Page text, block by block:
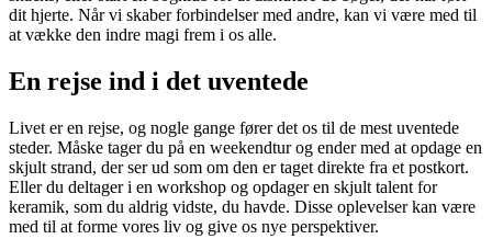
dit hjerte. Når vi skaber forbindelser med andre, kan vi være med til
at vække den indre magi frem i os alle.
En rejse ind i det uventede
Livet er en rejse, og nogle gange fører det os til de mest uventede
steder. Måske tager du på en weekendtur og ender med at opdage en
skjult strand, der ser ud som om den er taget direkte fra et postkort.
Eller du deltager i en workshop og opdager en skjult talent for
keramik, som du aldrig vidste, du havde. Disse oplevelser kan være
med til at forme vores liv og give os nye perspektiver.